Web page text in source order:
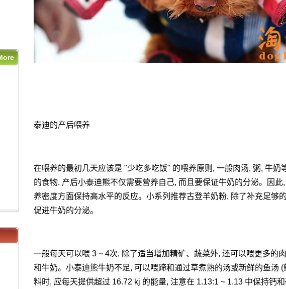
泰迪的产后喂养
在喂养的最初几天应该是 "少吃多吃饭" 的喂养原则, 一般肉汤, 粥, 牛奶
的食物, 产后小泰迪熊不仅需要营养自己, 而且要保证牛奶的分泌。因此
养密度方面保持高水平的反应。小系列推荐古登羊奶粉, 除了补充足够
促进牛奶的分泌。
一般每天可以喂 3 ~ 4次, 除了适当增加精矿、蔬菜外, 还可以喂更多的
和牛奶。小泰迪熊牛奶不足, 可以喂蹄和通过草煮熟的汤或新鲜的鱼汤 (
料时, 应每天提供超过 16.72 kj 的能量, 注意在 1.13:1 ~ 1.13 中保持钙